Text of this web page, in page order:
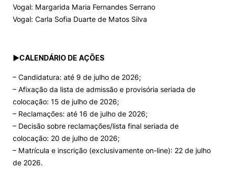
Vogal: Margarida Maria Fernandes Serrano
Vogal: Carla Sofia Duarte de Matos Silva
►CALENDÁRIO DE AÇÕES
– Candidatura: até 9 de julho de 2026;
– Afixação da lista de admissão e provisória seriada de
colocação: 15 de julho de 2026;
– Reclamações: até 16 de julho de 2026;
– Decisão sobre reclamações/lista final seriada de
colocação: 20 de julho de 2026;
– Matrícula e inscrição (exclusivamente on-line): 22 de julho
de 2026.